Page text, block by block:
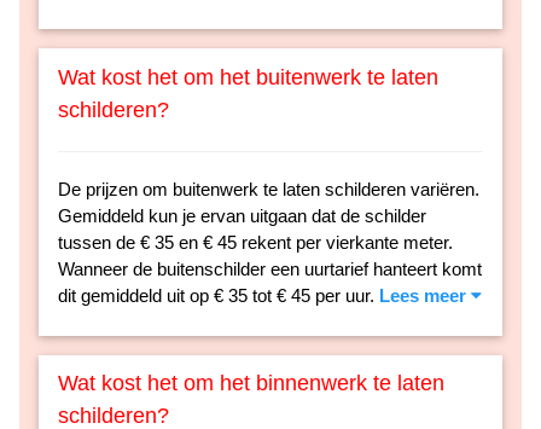
Wat kost het om het buitenwerk te laten
schilderen?
De prijzen om buitenwerk te laten schilderen variëren.
Gemiddeld kun je ervan uitgaan dat de schilder
tussen de € 35 en € 45 rekent per vierkante meter.
Wanneer de buitenschilder een uurtarief hanteert komt
dit gemiddeld uit op € 35 tot € 45 per uur. Lees meer
Wat kost het om het binnenwerk te laten
schilderen?